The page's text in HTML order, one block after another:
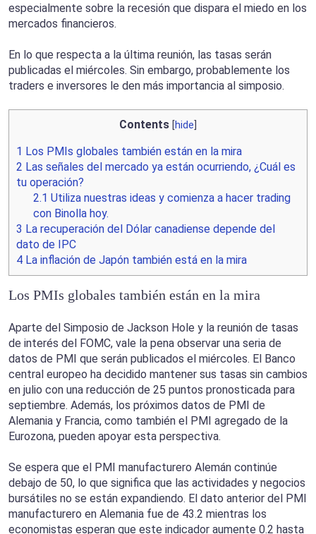
especialmente sobre la recesión que dispara el miedo en los
mercados financieros.
En lo que respecta a la última reunión, las tasas serán
publicadas el miércoles. Sin embargo, probablemente los
traders e inversores le den más importancia al simposio.
Contents [hide
1 Los PMIs globales también están en la mira
2 Las señales del mercado ya están ocurriendo, ¿Cuál es
tu operación?
2.1 Utiliza nuestras ideas y comienza a hacer trading
con Binolla hoy.
3 La recuperación del Dólar canadiense depende del
dato de IPC
4 La inflación de Japón también está en la mira
Los PMIs globales también están en la mira
Aparte del Simposio de Jackson Hole y la reunión de tasas
de interés del FOMC, vale la pena observar una seria de
datos de PMI que serán publicados el miércoles. El Banco
central europeo ha decidido mantener sus tasas sin cambios
en julio con una reducción de 25 puntos pronosticada para
septiembre. Además, los próximos datos de PMI de
Alemania y Francia, como también el PMI agregado de la
Eurozona, pueden apoyar esta perspectiva.
Se espera que el PMI manufacturero Alemán continúe
debajo de 50, lo que significa que las actividades y negocios
bursátiles no se están expandiendo. El dato anterior del PMI
manufacturero en Alemania fue de 43.2 mientras los
economistas esperan que este indicador aumente 0.2 hasta